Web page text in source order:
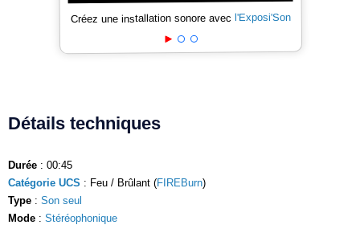
Créez une installation sonore avec l'Exposi'Son
Détails techniques
Durée : 00:45
Catégorie UCS : Feu / Brûlant (FIREBurn)
Type : Son seul
Mode : Stéréophonique